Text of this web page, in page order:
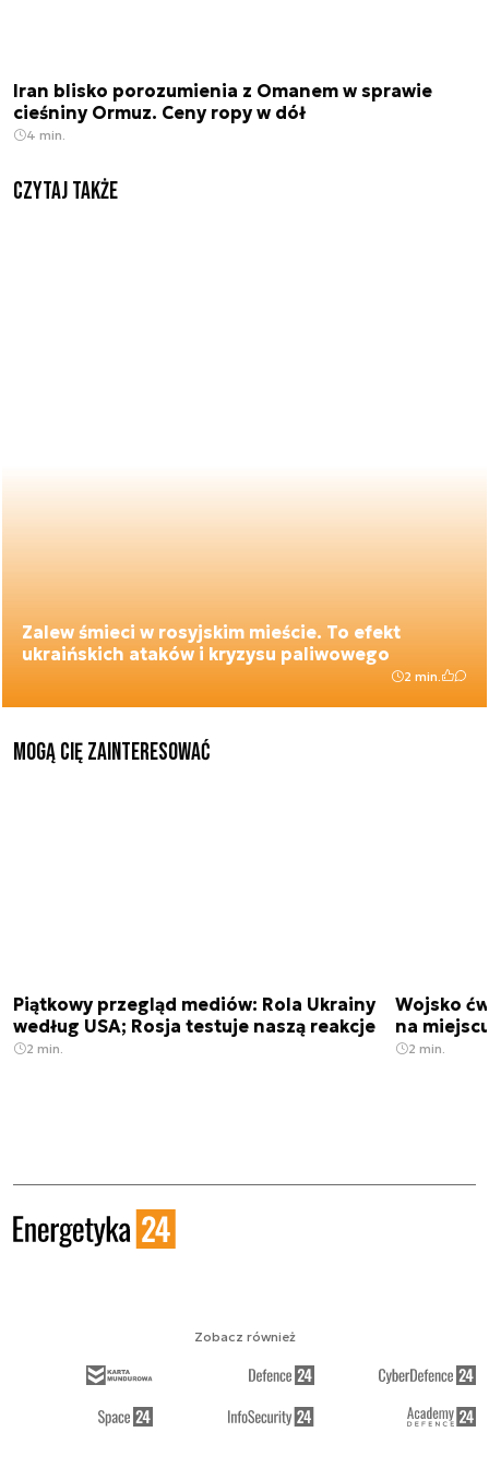
Iran blisko porozumienia z Omanem w sprawie
cieśniny Ormuz. Ceny ropy w dół
4 min.
Czytaj także
Zalew śmieci w rosyjskim mieście. To efekt
ukraińskich ataków i kryzysu paliwowego
2 min.
Mogą Cię zainteresować
Piątkowy przegląd mediów: Rola Ukrainy
według USA; Rosja testuje naszą reakcje
2 min.
Wojsko
na
2 min.
Zobacz również